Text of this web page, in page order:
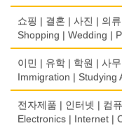
떡집/방앗간
Rice Cake
Fish Market
Restaurant
의사-검안의
Optometrist
보청기
Hearing Aid
Bidet
쇼핑 | 결혼 | 사진 | 의류
Shopping | Wedding |
한복집
Korean Costume
유리/거울/액자
Glass/Mirror/Frame
이민 | 유학 | 학원 | 사무
Immigration | Studying
이민/유학
Immigration/Studying
전자제품 | 인터넷 | 컴
Electronics | Internet |